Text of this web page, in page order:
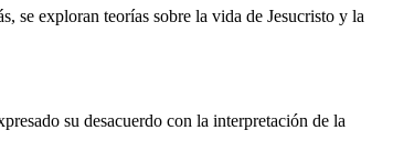
se exploran teorías sobre la vida de Jesucristo y la
su desacuerdo con la interpretación de la